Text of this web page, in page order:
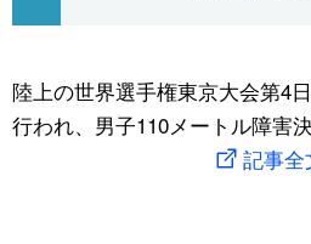
社会
旅と暮らし
科学・技術
暮らし
陸上の世界選手権東京大会第4
行われ、男子110メートル障害
記事全